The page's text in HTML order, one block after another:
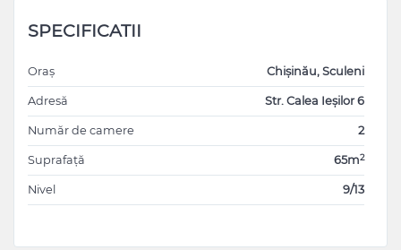
Balcon la bucătărie și priveliște panoramică în living.
Loc de parcare în parcarea subterană.
Compania de construcții Artima , Calea Ieșilor 6
SPECIFICATII
Oraș Chișinău, Sculeni
Adresă Str. Calea Ieșilor 6
Număr de camere 2
Suprafață 65m2
Nivel 9/13